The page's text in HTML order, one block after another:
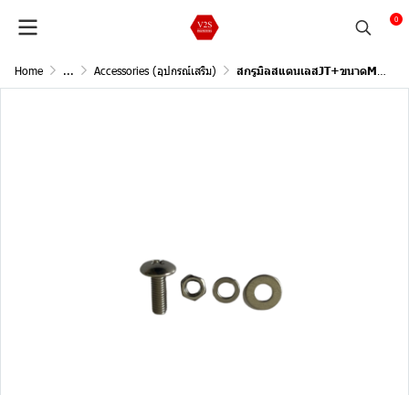
0
Home ... Accessories (อุปกรณ์เสริม) สกรูมิลสแตนเลสJT+ขนาดM5 ยาว15 mm. + แหวนสปริง+อีแป๊ะ+น็อตตัวเมีย (100pc)